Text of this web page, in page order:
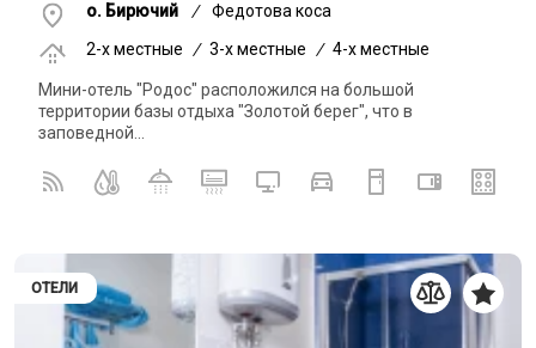
о. Бирючий /
Федотова коса
2-x местные
/ 3-x местные / 4-x местные
Мини-отель "Родос" расположился на большой
территории базы отдыха "Золотой берег", что в
заповедной...
ОТЕЛИ